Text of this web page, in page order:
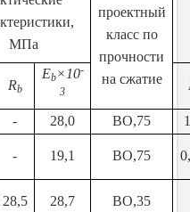
МПа
проектный
класс по
прочности
на сжатие
Rb
Eb× 10-
3
- 28,0 ВО,75
- 19,1 ВО,75
28,5 28,7 ВО,35